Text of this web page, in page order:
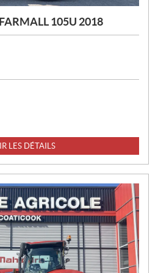
105U 2018
LES DÉTAILS